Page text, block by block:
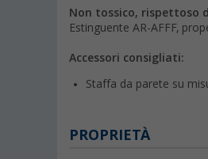
Non tossico, rispettoso
Estinguente AR-AFFF,
Accessori consigliati:
Staffa da parete su
PROPRIETÀ